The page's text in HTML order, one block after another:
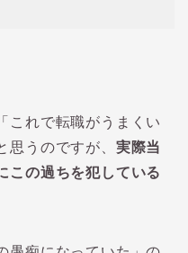
これで転職がうまくい
思うのですが、 実際当
この過ちを犯している